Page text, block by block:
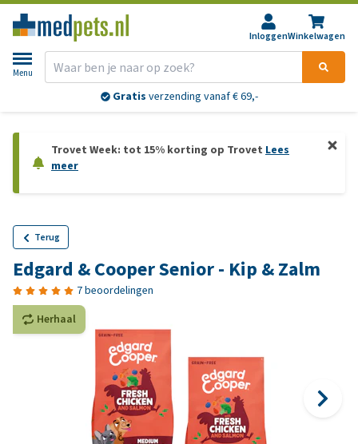
InloggenWinkelwagen
Menu
Gratis verzending vanaf € 69,-
Trovet Week: tot 15% korting op Trovet Lees
meer
Terug
Edgard & Cooper Senior - Kip & Zalm
7 beoordelingen
Herhaal